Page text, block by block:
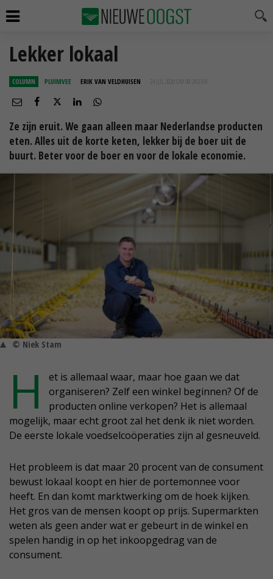
Lekker lokaal
COLUMN PLUIMVEE ERIK VAN VELDHUISEN 24 JUL 2020 OM 08:26
Ze zijn eruit. We gaan alleen maar Nederlandse producten
eten. Alles uit de korte keten, lekker bij de boer uit de
buurt. Beter voor de boer en voor de lokale economie.
© Niek Stam
H
et is allemaal waar, maar hoe gaan we dat
organiseren? Zelf een winkel beginnen? Of de
producten online verkopen? Het is allemaal
mogelijk, maar echt groot zal het denk ik niet worden.
De eerste lokale voedselcoöperaties zijn al gesneuveld.
Het probleem is dat maar 20 procent van de consument
bewust lokaal koopt en hier de portemonnee voor
heeft. En dan komt marktwerking om de hoek kijken.
Het gros van de mensen koopt op prijs. Supermarkten
weten als geen ander wat er gebeurt in de winkel en
spelen handig in op het inkoopgedrag van de
consument.